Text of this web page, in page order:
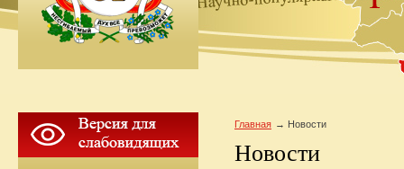
Главная Новости
Новости